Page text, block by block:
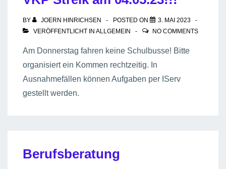
BY JOERN HINRICHSEN POSTED ON
3. MAI 2023
VERÖFFENTLICHT IN ALLGEMEIN NO COMMENTS
Am Donnerstag fahren keine Schulbusse! Bitte
organisiert ein Kommen rechtzeitig. In
Ausnahmefällen können Aufgaben per IServ
gestellt werden.
Berufsberatung